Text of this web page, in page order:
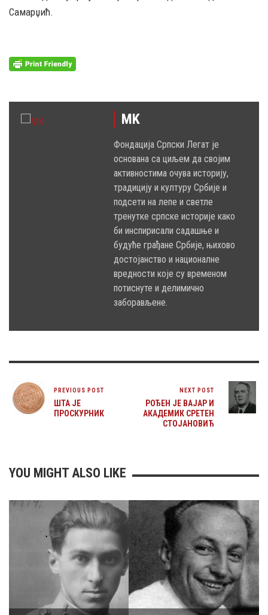
Самарџић.
MK
Фондација Српски Легат је
основана са циљем да својим
активностима очува историју,
традицију и културу Србије и
подсети на лепе и светле
тренутке српске историје како
би инспирисали садашње и
будуће грађане Србије, њихово
достојанство и националне
вредности које су временом
потиснуте и делимично
заборављене.
PREVIOUS POST
ШТА ЈЕ
ПРОСКУРНИК
NEXT POST
РОЂЕН ЈЕ ВАЈАР И
АКАДЕМИК СРЕТЕН
СТОЈАНОВИЋ
YOU MIGHT ALSO LIKE